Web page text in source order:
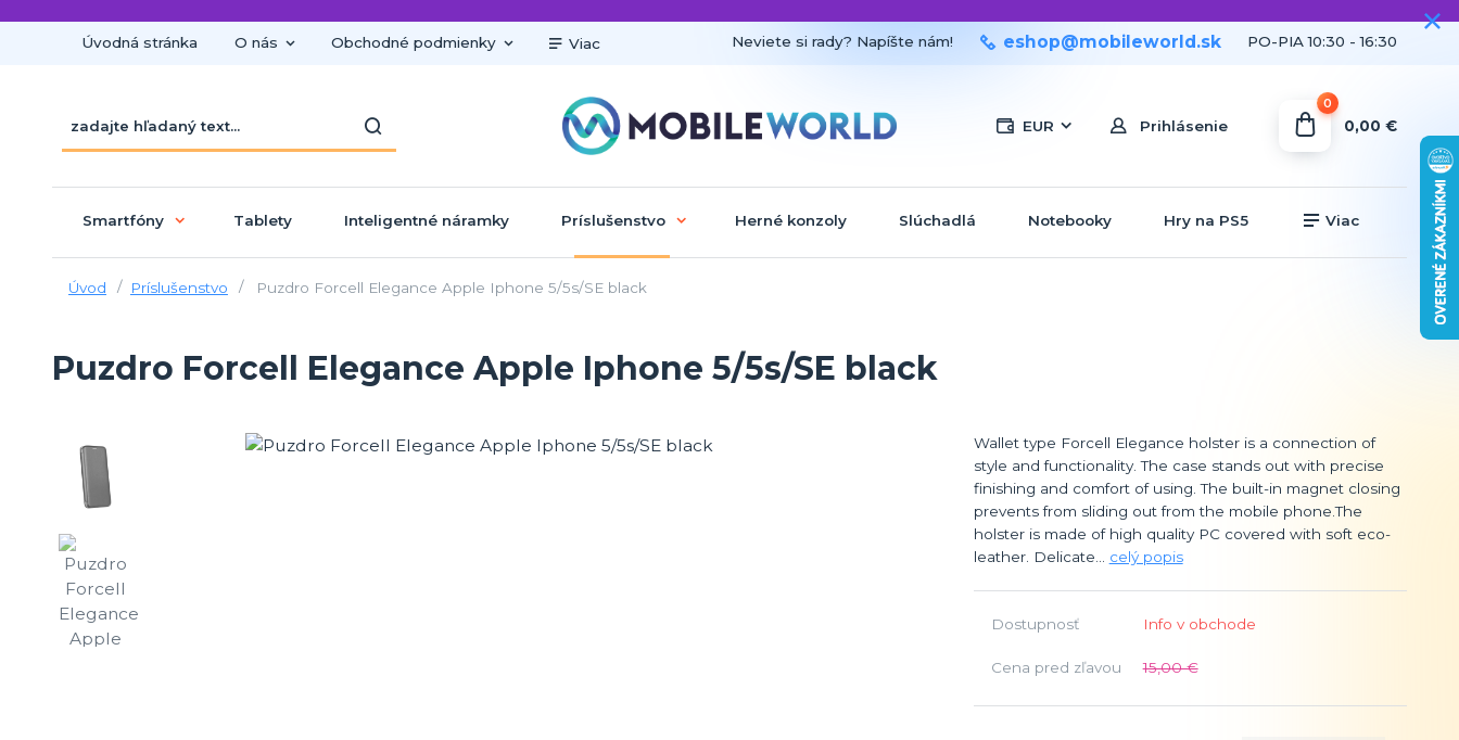
Úvodná stránka O nás Obchodné podmienky Viac
EUR Prihlásenie
Neviete si rady? Napíšte nám! eshop@mobileworld.sk PO-PIA 10:30 - 16:30
0
0,00 €
Smartfóny Tablety Inteligentné náramky Príslušenstvo Herné konzoly Slúchadlá Notebooky Hry na PS5 Viac
Úvod Príslušenstvo Puzdro Forcell Elegance Apple Iphone 5/5s/SE black
Puzdro Forcell Elegance Apple Iphone 5/5s/SE black
Wallet type Forcell Elegance holster is a connection of
style and functionality. The case stands out with precise
finishing and comfort of using. The built-in magnet closing
prevents from sliding out from the mobile phone.The
holster is made of high quality PC covered with soft eco-
leather. Delicate... celý popis
Dostupnosť Info v obchode
Cena pred zľavou 15,00 €